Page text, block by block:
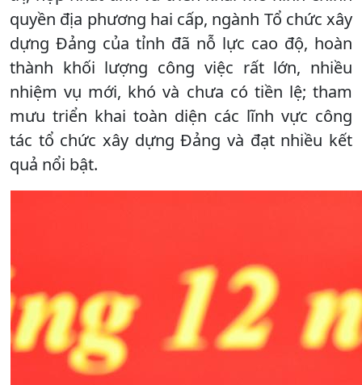
quyền địa phương hai cấp, ngành Tổ chức xây
dựng Đảng của tỉnh đã nỗ lực cao độ, hoàn
thành khối lượng công việc rất lớn, nhiều
nhiệm vụ mới, khó và chưa có tiền lệ; tham
mưu triển khai toàn diện các lĩnh vực công
tác tổ chức xây dựng Đảng và đạt nhiều kết
quả nổi bật.